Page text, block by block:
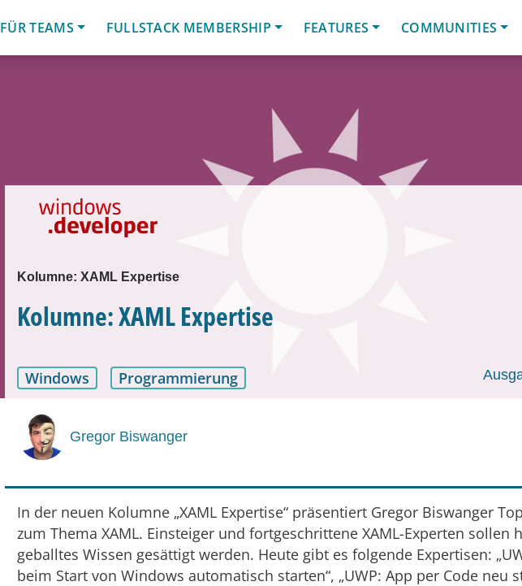
FÜR TEAMS
FULLSTACK MEMBERSHIP FEATURES COMMUNITIES
Kolumne: XAML Expertise
Kolumne: XAML Expertise
Windows Programmierung
Gregor Biswanger
In der neuen Kolumne „XAML Expertise“ präsentiert Gregor Biswanger
zum Thema XAML. Einsteiger und fortgeschrittene XAML-Experten sollen
geballtes Wissen gesättigt werden. Heute gibt es folgende Expertisen:
beim Start von Windows automatisch starten“, „UWP: App per Code neu